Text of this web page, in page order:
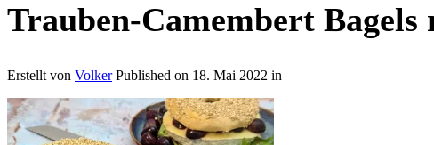
Trauben-Camembert Bagels
Erstellt von Volker Published on 18. Mai 2022 in